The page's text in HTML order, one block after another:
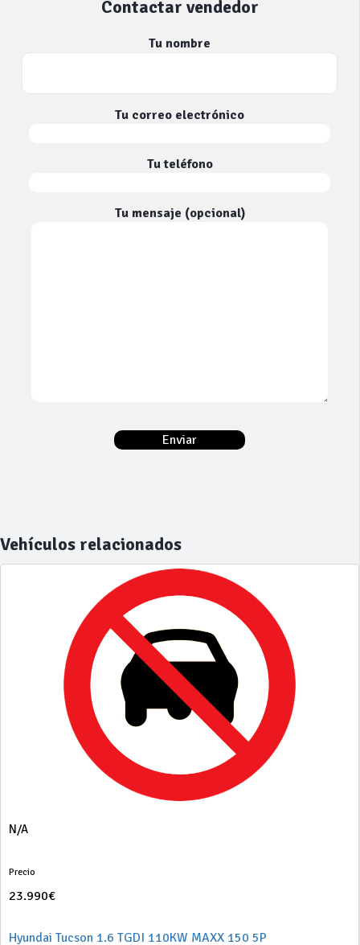
Contactar vendedor
Tu nombre
Tu correo electrónico
Tu teléfono
Tu mensaje (opcional)
Vehículos relacionados
N/A
Precio
23.990€
Hyundai Tucson 1.6 TGDI 110KW MAXX 150 5P